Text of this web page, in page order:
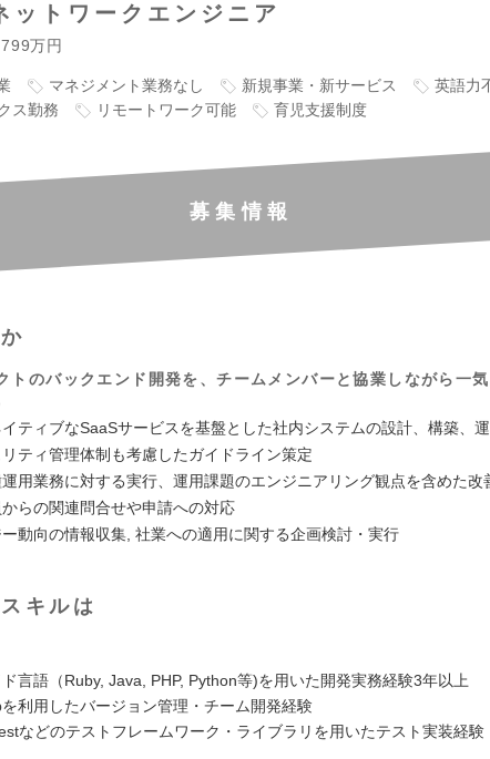
ットワークエンジニア
万円
マネジメント業務なし 新規事業・新サービス
英語力
ス勤務 リモートワーク可能 育児支援制度
募集情報
トのバックエンド開発を、チームメンバーと協業しながら一
イティブなSaaSサービスを基盤とした社内システムの設計、構築、
リティ管理体制も考慮したガイドライン策定
運用業務に対する実行、運用課題のエンジニアリング観点を含めた改
からの関連問合せや申請への対応
ー動向の情報収集, 社業への適用に関する企画検討・実行
キルは
ド言語（Ruby, Java, PHP, Python等)を用いた開発実務経験3年以上
を利用したバージョン管理・チーム開発経験
などのテストフレームワーク・ライブラリを用いたテスト実装経験